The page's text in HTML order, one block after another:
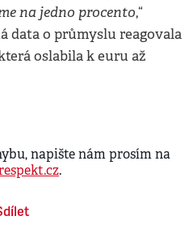
na jedno procento,“
data o průmyslu reagovala
oslabila k euru až
napište nám prosím na
.